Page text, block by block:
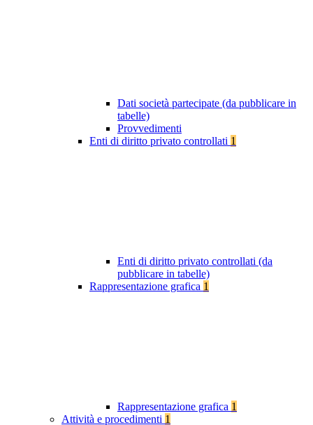
Dati società partecipate (da pubblicare in
tabelle)
Provvedimenti
Enti di diritto privato controllati 1
Enti di diritto privato controllati (da
pubblicare in tabelle)
Rappresentazione grafica 1
Rappresentazione grafica 1
Attività e procedimenti 1